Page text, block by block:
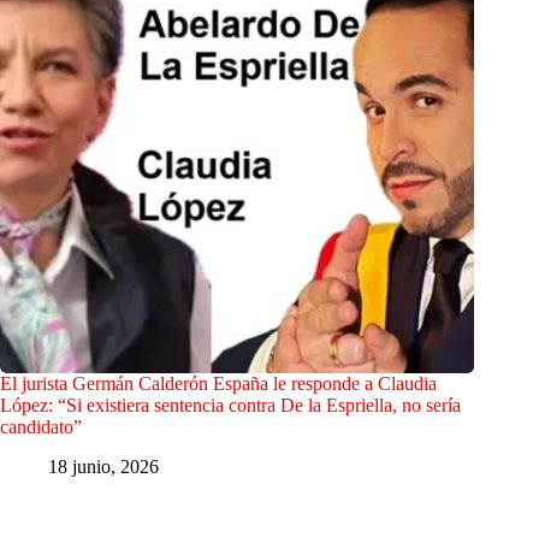
El jurista Germán Calderón España le responde a Claudia
López: “Si existiera sentencia contra De la Espriella, no sería
candidato”
18 junio, 2026